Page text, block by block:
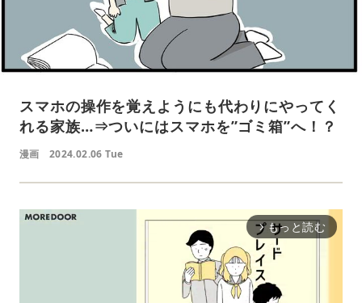
スマホの操作を覚えようにも代わりにやってく
れる家族…⇒ついにはスマホを”ゴミ箱”へ！？
漫画 2024.02.06 Tue
arrow_forward_ios もっと読む